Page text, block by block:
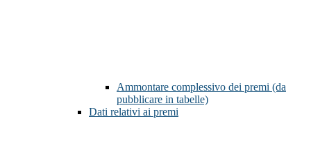
Ammontare complessivo dei premi (da
pubblicare in tabelle)
Dati relativi ai premi